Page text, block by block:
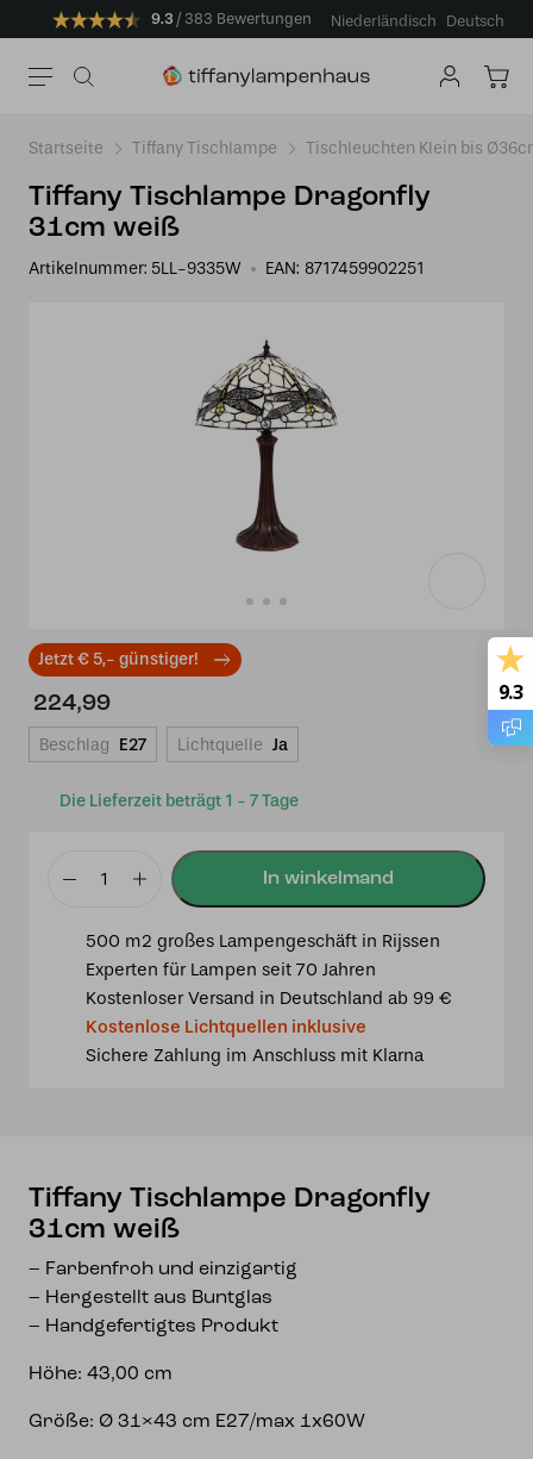
9.3 383 Bewertungen Niederländisch Deutsch
Startseite Tiffany Tischlampe Tischleuchten Klein bis
Tiffany Tischlampe Dragonfly
31cm weiß
Artikelnummer: 5LL-9335W EAN: 8717459902251
Jetzt € 5,- günstiger!
Die Lieferzeit beträgt 1 - 7 Tage
224,99
Beschlag E27 Lichtquelle Ja
Tiffany
Dragonfly
31cm
weiß
Menge
500 m2 großes Lampengeschäft in Rijssen
Experten für Lampen seit 70 Jahren
Kostenloser Versand in Deutschland ab 99 €
Kostenlose Lichtquellen inklusive
Sichere Zahlung im Anschluss mit Klarna
Tiffany Tischlampe Dragonfly
31cm weiß
– Farbenfroh und einzigartig
– Hergestellt aus Buntglas
– Handgefertigtes Produkt
Höhe: 43,00 cm
Größe: Ø 31×43 cm E27/max 1x60W
9.3